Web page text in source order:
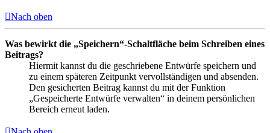
Nach oben
Was bewirkt die „Speichern“-Schaltfläche beim Schreiben eines
Beitrags?
Hiermit kannst du die geschriebene Entwürfe speichern und
zu einem späteren Zeitpunkt vervollständigen und absenden.
Den gesicherten Beitrag kannst du mit der Funktion
„Gespeicherte Entwürfe verwalten“ in deinem persönlichen
Bereich erneut laden.